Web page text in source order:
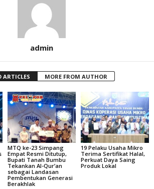
admin
ARTICLES MORE FROM AUTHOR
MTQ ke-23 Simpang
Empat Resmi Ditutup,
Bupati Tanah Bumbu
Tekankan Al-Qur’an
sebagai Landasan
Pembentukan Generasi
Berakhlak
19 Pelaku Usaha Mikro
Terima Sertifikat Halal,
Perkuat Daya Saing
Produk Lokal